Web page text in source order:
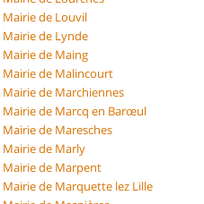
Mairie de Louvil
Mairie de Lynde
Mairie de Maing
Mairie de Malincourt
Mairie de Marchiennes
Mairie de Marcq en Barœul
Mairie de Maresches
Mairie de Marly
Mairie de Marpent
Mairie de Marquette lez Lille